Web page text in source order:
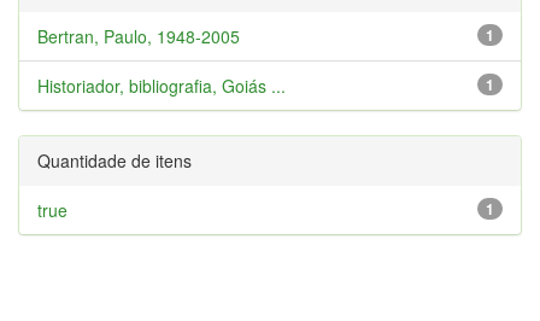
1
Bertran, Paulo, 1948-2005
1
Historiador, bibliografia, Goiás ...
Quantidade de itens
1
true